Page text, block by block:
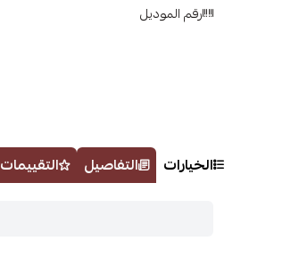
رقم الموديل
الخيارات التفاصيل التقييمات